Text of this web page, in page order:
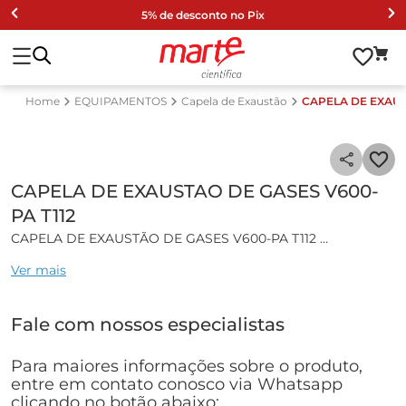
5% de desconto no Pix
EQUIPAMENTOS Capela de Exaustão CAPELA DE
CAPELA DE EXAUSTAO DE GASES V600-
PA T112
CAPELA DE EXAUSTÃO DE GASES V600-PA T112
Características gerais:
centrífugo e porta em acrílico, equipamento de proteção
Indicado a todos os laboratórios que possua manipulação de
produtos químicos, tóxicos, vapores agressivos, partículas
ou líquido em quantidades e concentrações prejudiciais à
Ver mais
Fale com nossos especialistas
Para maiores informações sobre o produto,
entre em contato conosco via Whatsapp